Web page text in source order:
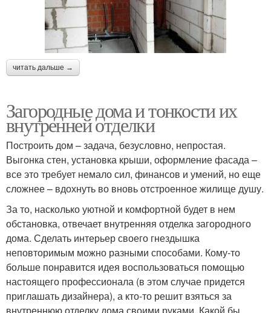
читать дальше →
Загородные дома и тонкости их
внутренней отделки
Построить дом – задача, безусловно, непростая.
Выгонка стен, установка крыши, оформление фасада –
все это требует немало сил, финансов и умений, но еще
сложнее – вдохнуть во вновь отстроенное жилище душу.
За то, насколько уютной и комфортной будет в нем
обстановка, отвечает внутренняя отделка загородного
дома. Сделать интерьер своего гнездышка
неповторимым можно разными способами. Кому-то
больше понравится идея воспользоваться помощью
настоящего профессионала (в этом случае придется
приглашать дизайнера), а кто-то решит взяться за